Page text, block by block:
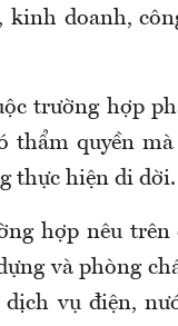
kinh doanh,
trường hợp
thẩm quyền
thực hiện di dời.
hợp nêu
và phòng
dịch vụ điện,